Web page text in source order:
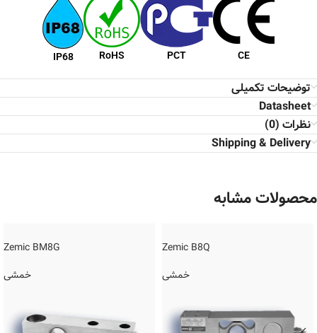
CE
PCT
RoHS
IP68
توضیحات تکمیلی
Datasheet
نظرات (0)
Shipping & Delivery
محصولات مشابه
Zemic B8Q
خمشی
Zemic BM8G
خمشی